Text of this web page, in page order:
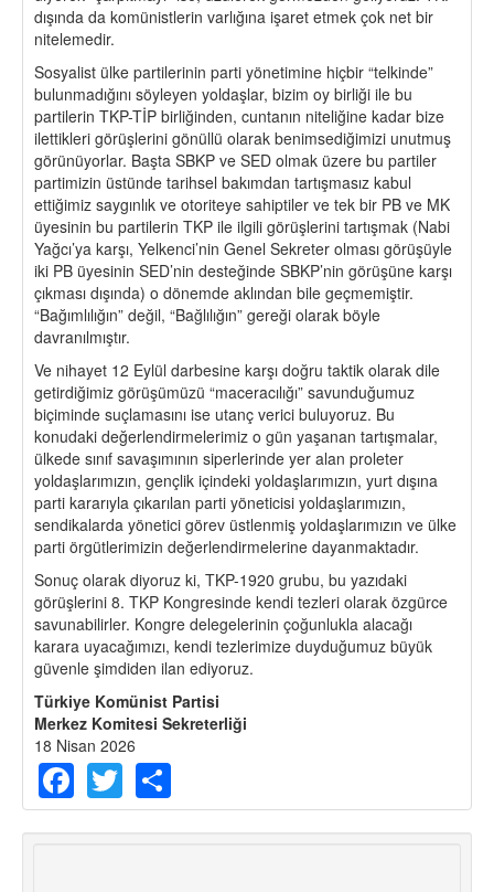
dışında da komünistlerin varlığına işaret etmek çok net bir
nitelemedir.
Sosyalist ülke partilerinin parti yönetimine hiçbir “telkinde”
bulunmadığını söyleyen yoldaşlar, bizim oy birliği ile bu
partilerin TKP-TİP birliğinden, cuntanın niteliğine kadar bize
ilettikleri görüşlerini gönüllü olarak benimsediğimizi unutmuş
görünüyorlar. Başta SBKP ve SED olmak üzere bu partiler
partimizin üstünde tarihsel bakımdan tartışmasız kabul
ettiğimiz saygınlık ve otoriteye sahiptiler ve tek bir PB ve MK
üyesinin bu partilerin TKP ile ilgili görüşlerini tartışmak (Nabi
Yağcı’ya karşı, Yelkenci’nin Genel Sekreter olması görüşüyle
iki PB üyesinin SED’nin desteğinde SBKP’nin görüşüne karşı
çıkması dışında) o dönemde aklından bile geçmemiştir.
“Bağımlılığın” değil, “Bağlılığın” gereği olarak böyle
davranılmıştır.
Ve nihayet 12 Eylül darbesine karşı doğru taktik olarak dile
getirdiğimiz görüşümüzü “maceracılığı” savunduğumuz
biçiminde suçlamasını ise utanç verici buluyoruz. Bu
konudaki değerlendirmelerimiz o gün yaşanan tartışmalar,
ülkede sınıf savaşımının siperlerinde yer alan proleter
yoldaşlarımızın, gençlik içindeki yoldaşlarımızın, yurt dışına
parti kararıyla çıkarılan parti yöneticisi yoldaşlarımızın,
sendikalarda yönetici görev üstlenmiş yoldaşlarımızın ve ülke
parti örgütlerimizin değerlendirmelerine dayanmaktadır.
Sonuç olarak diyoruz ki, TKP-1920 grubu, bu yazıdaki
görüşlerini 8. TKP Kongresinde kendi tezleri olarak özgürce
savunabilirler. Kongre delegelerinin çoğunlukla alacağı
karara uyacağımızı, kendi tezlerimize duyduğumuz büyük
güvenle şimdiden ilan ediyoruz.
Türkiye Komünist Partisi
Merkez Komitesi Sekreterliği
18 Nisan 2026
Facebook
Twitter